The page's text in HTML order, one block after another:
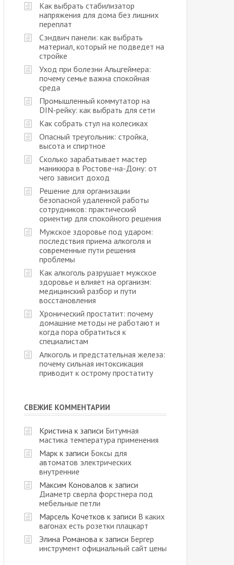
Как выбрать стабилизатор
напряжения для дома без лишних
переплат
Сэндвич панели: как выбрать
материал, который не подведет на
стройке
Уход при болезни Альцгеймера:
почему семье важна спокойная
среда
Промышленный коммутатор на
DIN-рейку: как выбрать для сети
Как собрать стул на колесиках
Опасный треугольник: стройка,
высота и спиртное
Сколько зарабатывает мастер
маникюра в Ростове-на-Дону: от
чего зависит доход
Решение для организации
безопасной удаленной работы
сотрудников: практический
ориентир для спокойного решения
Мужское здоровье под ударом:
последствия приема алкоголя и
современные пути решения
проблемы
Как алкоголь разрушает мужское
здоровье и влияет на организм:
медицинский разбор и пути
восстановления
Хронический простатит: почему
домашние методы не работают и
когда пора обратиться к
специалистам
Алкоголь и предстательная железа:
почему сильная интоксикация
приводит к острому простатиту
СВЕЖИЕ КОММЕНТАРИИ
Кристина к записи Битумная
мастика температура применения
Марк к записи Боксы для
автоматов электрических
внутренние
Максим Коновалов к записи
Диаметр сверла форстнера под
мебельные петли
Марсель Кочетков к записи В каких
вагонах есть розетки плацкарт
Элина Романова к записи Бергер
инструмент официальный сайт цены